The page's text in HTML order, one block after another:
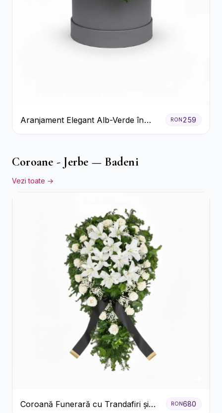
Aranjament Elegant Alb-Verde în
Cutie Gri
RON259
Coroane - Jerbe — Badeni
Vezi toate →
Coroană Funerară cu Trandafiri și
RON680